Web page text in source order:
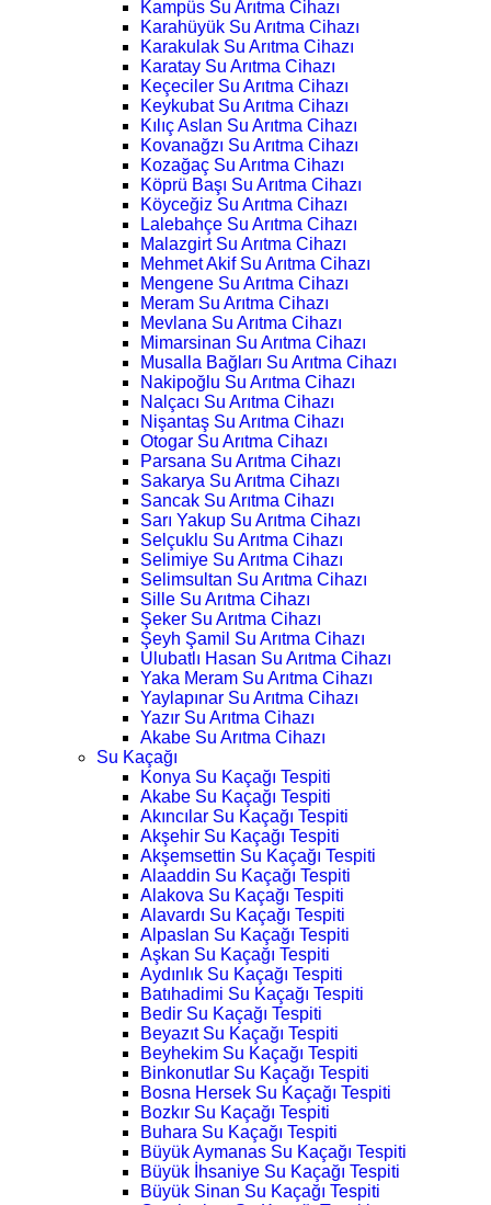
Kampüs Su Arıtma Cihazı
Karahüyük Su Arıtma Cihazı
Karakulak Su Arıtma Cihazı
Karatay Su Arıtma Cihazı
Keçeciler Su Arıtma Cihazı
Keykubat Su Arıtma Cihazı
Kılıç Aslan Su Arıtma Cihazı
Kovanağzı Su Arıtma Cihazı
Kozağaç Su Arıtma Cihazı
Köprü Başı Su Arıtma Cihazı
Köyceğiz Su Arıtma Cihazı
Lalebahçe Su Arıtma Cihazı
Malazgirt Su Arıtma Cihazı
Mehmet Akif Su Arıtma Cihazı
Mengene Su Arıtma Cihazı
Meram Su Arıtma Cihazı
Mevlana Su Arıtma Cihazı
Mimarsinan Su Arıtma Cihazı
Musalla Bağları Su Arıtma Cihazı
Nakipoğlu Su Arıtma Cihazı
Nalçacı Su Arıtma Cihazı
Nişantaş Su Arıtma Cihazı
Otogar Su Arıtma Cihazı
Parsana Su Arıtma Cihazı
Sakarya Su Arıtma Cihazı
Sancak Su Arıtma Cihazı
Sarı Yakup Su Arıtma Cihazı
Selçuklu Su Arıtma Cihazı
Selimiye Su Arıtma Cihazı
Selimsultan Su Arıtma Cihazı
Sille Su Arıtma Cihazı
Şeker Su Arıtma Cihazı
Şeyh Şamil Su Arıtma Cihazı
Ulubatlı Hasan Su Arıtma Cihazı
Yaka Meram Su Arıtma Cihazı
Yaylapınar Su Arıtma Cihazı
Yazır Su Arıtma Cihazı
Akabe Su Arıtma Cihazı
Su Kaçağı
Konya Su Kaçağı Tespiti
Akabe Su Kaçağı Tespiti
Akıncılar Su Kaçağı Tespiti
Akşehir Su Kaçağı Tespiti
Akşemsettin Su Kaçağı Tespiti
Alaaddin Su Kaçağı Tespiti
Alakova Su Kaçağı Tespiti
Alavardı Su Kaçağı Tespiti
Alpaslan Su Kaçağı Tespiti
Aşkan Su Kaçağı Tespiti
Aydınlık Su Kaçağı Tespiti
Batıhadimi Su Kaçağı Tespiti
Bedir Su Kaçağı Tespiti
Beyazıt Su Kaçağı Tespiti
Beyhekim Su Kaçağı Tespiti
Binkonutlar Su Kaçağı Tespiti
Bosna Hersek Su Kaçağı Tespiti
Bozkır Su Kaçağı Tespiti
Buhara Su Kaçağı Tespiti
Büyük Aymanas Su Kaçağı Tespiti
Büyük İhsaniye Su Kaçağı Tespiti
Büyük Sinan Su Kaçağı Tespiti